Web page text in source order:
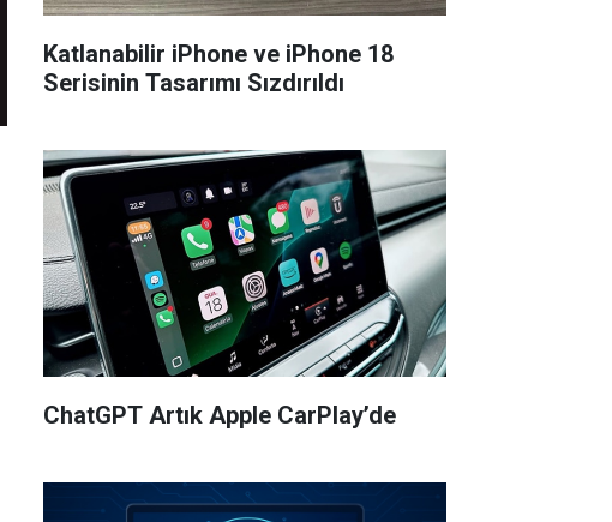
Katlanabilir iPhone ve iPhone 18
Serisinin Tasarımı Sızdırıldı
ChatGPT Artık Apple CarPlay’de